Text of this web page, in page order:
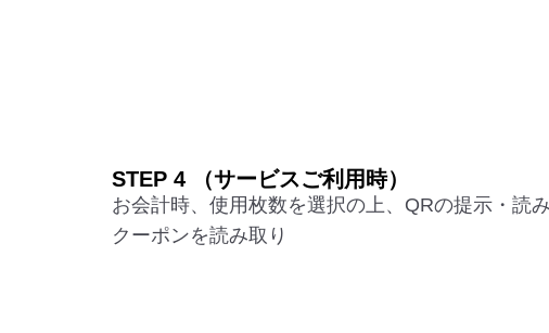
STEP 4 （サービスご利用時）
お会計時、使用枚数を選択の上、QRの提示・読
クーポンを読み取り